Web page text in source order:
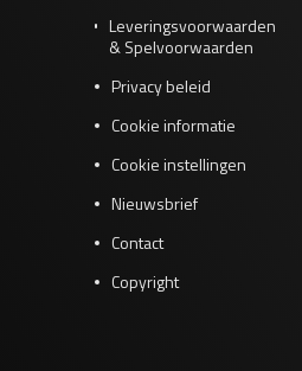
Leveringsvoorwaarden
& Spelvoorwaarden
Privacy beleid
Cookie informatie
Cookie instellingen
Nieuwsbrief
Contact
Copyright